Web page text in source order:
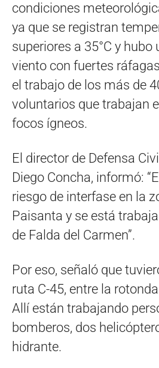
condiciones
ya que se registran
superiores a 35°C y
viento con fuertes
el trabajo de los más de
voluntarios que trabajan
focos ígneos.
El director de Defensa
Diego Concha, informó:
riesgo de interfase en la
Paisanta y se está
de Falda del Carmen”.
Por eso, señaló que
ruta C-45, entre la
Allí están trabajando
bomberos, dos
hidrante.